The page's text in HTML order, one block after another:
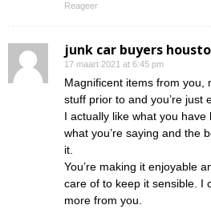
Reageer
junk car buyers
17 maart 2021 at 6:45 pm
Magnificent items from you,
stuff prior to and you’re just
I actually like what you
what you’re saying and the
it.
You’re making it enjoyable
care of to keep it sensible. I
more from you.